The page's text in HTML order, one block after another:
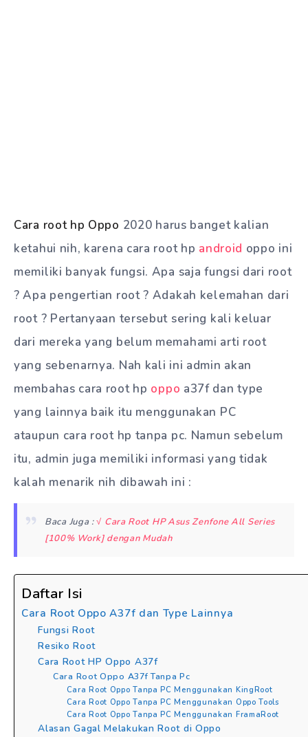
Cara root hp Oppo 2020 harus banget kalian
ketahui nih, karena cara root hp android oppo ini
memiliki banyak fungsi. Apa saja fungsi dari root
? Apa pengertian root ? Adakah kelemahan dari
root ? Pertanyaan tersebut sering kali keluar
dari mereka yang belum memahami arti root
yang sebenarnya. Nah kali ini admin akan
membahas cara root hp oppo a37f dan type
yang lainnya baik itu menggunakan PC
ataupun cara root hp tanpa pc. Namun sebelum
itu, admin juga memiliki informasi yang tidak
kalah menarik nih dibawah ini :
Baca Juga :√ Cara Root HP Asus Zenfone All Series
[100% Work] dengan Mudah
Daftar Isi
Cara Root Oppo A37f dan Type Lainnya
Fungsi Root
Resiko Root
Cara Root HP Oppo A37f
Cara Root Oppo A37f Tanpa Pc
Cara Root Oppo Tanpa PC Menggunakan KingRoot
Cara Root Oppo Tanpa PC Menggunakan Oppo Tools
Cara Root Oppo Tanpa PC Menggunakan FramaRoot
Alasan Gagal Melakukan Root di Oppo